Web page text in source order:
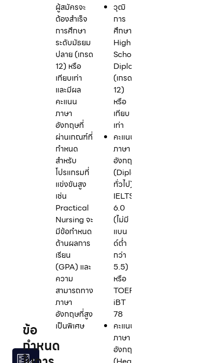
ข้อ
กำหนด
ผู้สมัครจะ
ต้องสำเร็จ
การศึกษา
ระดับมัธยม
ปลาย (เกรด
12) หรือ
เทียบเท่า
และมีผล
คะแนน
ภาษา
อังกฤษที่
ผ่านเกณฑ์ที่
กำหนด
สำหรับ
โปรแกรมที่
แข่งขันสูง
เช่น
Practical
Nursing จะ
มีข้อกำหนด
ด้านผลการ
เรียน
(GPA) และ
ความ
สามารถทาง
ภาษา
อังกฤษที่สูง
เป็นพิเศษ
วุฒิ
การ
ศึกษา:
High
School
Diploma
(เกรด
12)
หรือ
เทียบ
เท่า
คะแนน
ภาษา
อังกฤษ
(Diploma/Degree
ทั่วไป):
IELTS
6.0
(ไม่มี
แบน
ด์ต่ำ
กว่า
5.5)
หรือ
TOEFL
iBT
78
คะแนน
ภาษา
อังกฤษ